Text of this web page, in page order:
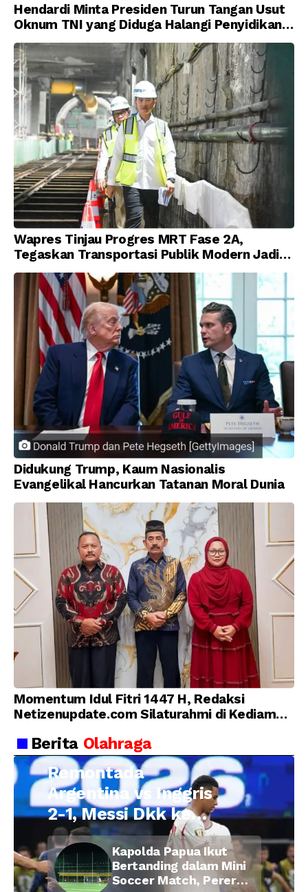
Hendardi Minta Presiden Turun Tangan Usut
Oknum TNI yang Diduga Halangi Penyidikan
Korupsi
Wapres Tinjau Progres MRT Fase 2A,
Tegaskan Transportasi Publik Modern Jadi
Prioritas Nasional
Didukung Trump, Kaum Nasionalis
Evangelikal Hancurkan Tatanan Moral Dunia
Momentum Idul Fitri 1447 H, Redaksi
Netizenupdate.com Silaturahmi di Kediaman
Berita Olahraga
Remontada
Argentina vs Inggris
2-1, Messi Dkk ke
Final Piala Dunia
2026
Kapolda Papua Ikut
Bertanding dalam Mini
Soccer Match, Pererat